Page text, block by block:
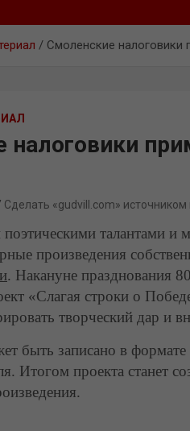
Смоленские налоговики
Сделать «gudvill.com» источником
талантами
произведения
. Накануне празднования
«Слагая строки о
творческий дар и
быть записано в
Итогом проекта станет